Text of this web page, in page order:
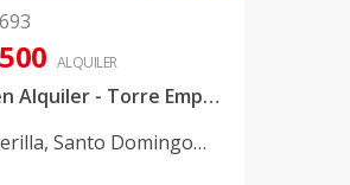
ALQUILER
¡Oficina en Alquiler - Torre Empresarial en La Esperilla!
, Santo Domingo